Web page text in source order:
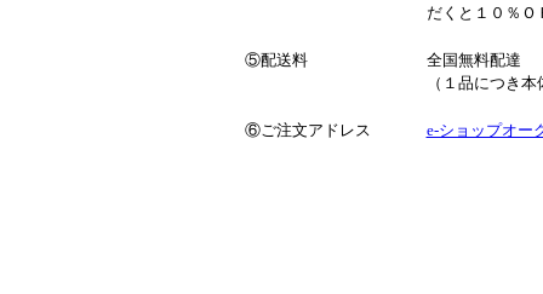
だくと１０％Ｏ
⑤配送料
全国無料配達
（１品につき
⑥ご注文アドレス e-ショップオー